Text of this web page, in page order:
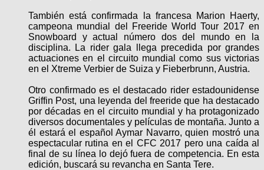
También está confirmada la francesa Marion Haerty,
campeona mundial del Freeride World Tour 2017 en
Snowboard y actual número dos del mundo en la
disciplina. La rider gala llega precedida por grandes
actuaciones en el circuito mundial como sus victorias
en el Xtreme Verbier de Suiza y Fieberbrunn, Austria.
Otro confirmado es el destacado rider estadounidense
Griffin Post, una leyenda del freeride que ha destacado
por décadas en el circuito mundial y ha protagonizado
diversos documentales y películas de montaña. Junto a
él estará el español Aymar Navarro, quien mostró una
espectacular rutina en el CFC 2017 pero una caída al
final de su línea lo dejó fuera de competencia. En esta
edición, buscará su revancha en Santa Tere.